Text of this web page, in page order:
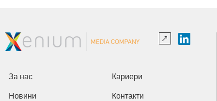
За нас Кариери
Новини Контакти